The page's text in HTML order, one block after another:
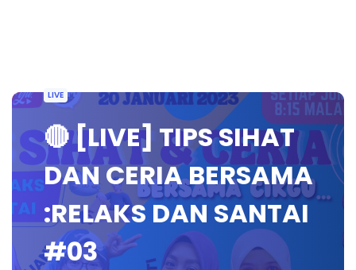
LIVE
🔴 [LIVE] TIPS SIHAT
DAN CERIA BERSAMA
:RELAKS DAN SANTAI
#03